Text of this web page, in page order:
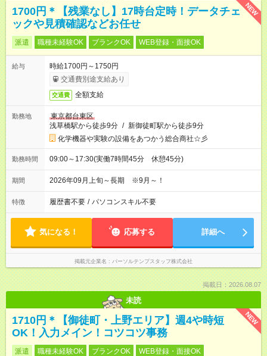
NEW
1700円＊【残業なし】17時台定時！データチェ
ックや見積確認などお任せ
派遣 職種未経験OK ブランクOK WEB登録・面接OK
給与
時給1700円～1750円
交通費別途支給あり
交通費 全額支給
勤務地
東京都台東区
浅草橋駅から徒歩9分 / 新御徒町駅から徒歩9分
化学機器や実験の設備をあつかう総合商社☆彡
勤務時間 09:00～17:30(実働7時間45分 休憩45分)
期間 2026年09月上旬～長期 ※9月～！
特徴 履歴書不要 / パソコンスキル不要
気になる！ 応募する 詳細へ
掲載元企業名 パーソルテンプスタッフ株式会社
掲載日：2026.08.07
未読
NEW
1710円＊【御徒町・上野エリア】週4や時短
OK！入力メイン！コツコツ事務
派遣 職種未経験OK ブランクOK WEB登録・面接OK